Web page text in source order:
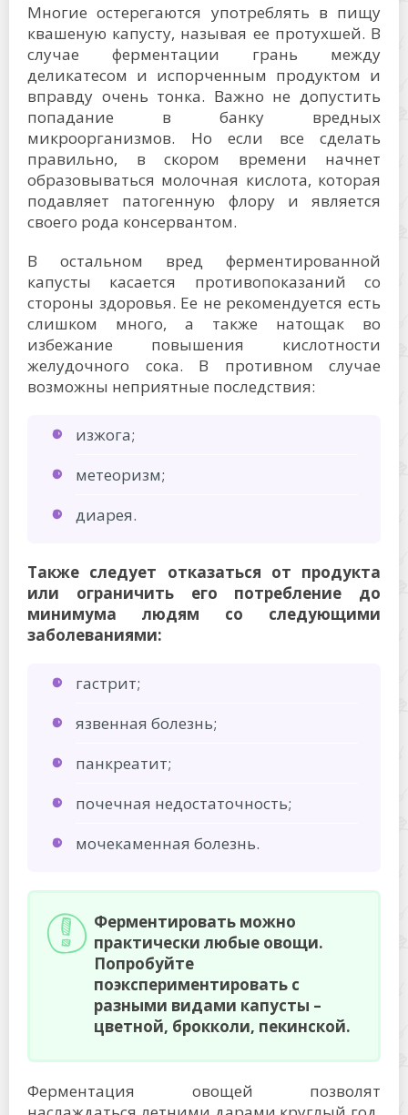
Многие остерегаются употреблять в пищу
квашеную капусту, называя ее протухшей. В
случае ферментации грань между
деликатесом и испорченным продуктом и
вправду очень тонка. Важно не допустить
попадание в банку вредных
микроорганизмов. Но если все сделать
правильно, в скором времени начнет
образовываться молочная кислота, которая
подавляет патогенную флору и является
своего рода консервантом.
В остальном вред ферментированной
капусты касается противопоказаний со
стороны здоровья. Ее не рекомендуется есть
слишком много, а также натощак во
избежание повышения кислотности
желудочного сока. В противном случае
возможны неприятные последствия:
изжога;
метеоризм;
диарея.
Также следует отказаться от продукта
или ограничить его потребление до
минимума людям со следующими
заболеваниями:
гастрит;
язвенная болезнь;
панкреатит;
почечная недостаточность;
мочекаменная болезнь.
Ферментировать можно
практически любые овощи.
Попробуйте
поэкспериментировать с
разными видами капусты –
цветной, брокколи, пекинской.
Ферментация овощей позволят